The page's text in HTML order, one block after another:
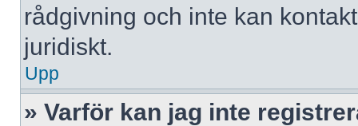
rådgivning och inte kan
juridiskt.
Upp
» Varför kan jag inte